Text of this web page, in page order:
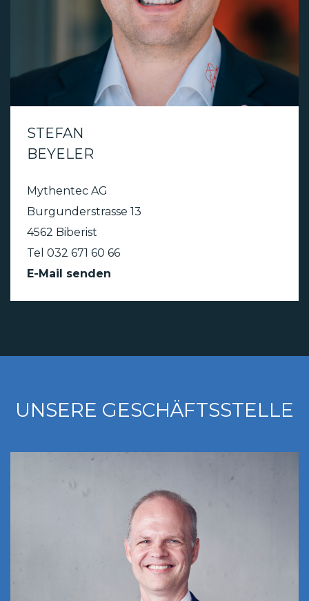
STEFAN
BEYELER
Mythentec AG
Burgunderstrasse 13
4562 Biberist
Tel 032 671 60 66
E-Mail senden
UNSERE GESCHÄFTSSTELLE